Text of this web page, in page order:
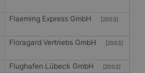
Flaeming Express GmbH [2003]
Floragard Vertriebs GmbH [2003]
Flughafen Lübeck GmbH [2003]